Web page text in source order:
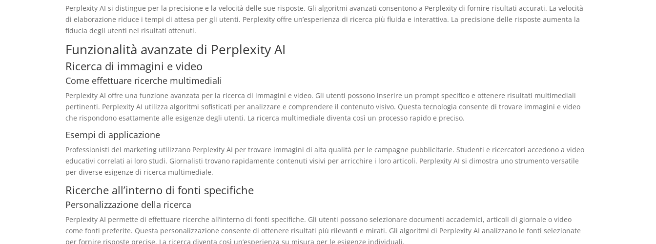
Perplexity AI si distingue per la precisione e la velocità delle sue risposte. Gli algoritmi avanzati consentono a Perplexity di fornire risultati accurati. La velocità
di elaborazione riduce i tempi di attesa per gli utenti. Perplexity offre un’esperienza di ricerca più fluida e interattiva. La precisione delle risposte aumenta la
fiducia degli utenti nei risultati ottenuti.
Funzionalità avanzate di Perplexity AI
Ricerca di immagini e video
Come effettuare ricerche multimediali
Perplexity AI offre una funzione avanzata per la ricerca di immagini e video. Gli utenti possono inserire un prompt specifico e ottenere risultati multimediali
pertinenti. Perplexity AI utilizza algoritmi sofisticati per analizzare e comprendere il contenuto visivo. Questa tecnologia consente di trovare immagini e video
che rispondono esattamente alle esigenze degli utenti. La ricerca multimediale diventa così un processo rapido e preciso.
Esempi di applicazione
Professionisti del marketing utilizzano Perplexity AI per trovare immagini di alta qualità per le campagne pubblicitarie. Studenti e ricercatori accedono a video
educativi correlati ai loro studi. Giornalisti trovano rapidamente contenuti visivi per arricchire i loro articoli. Perplexity AI si dimostra uno strumento versatile
per diverse esigenze di ricerca multimediale.
Ricerche all’interno di fonti specifiche
Personalizzazione della ricerca
Perplexity AI permette di effettuare ricerche all’interno di fonti specifiche. Gli utenti possono selezionare documenti accademici, articoli di giornale o video
come fonti preferite. Questa personalizzazione consente di ottenere risultati più rilevanti e mirati. Gli algoritmi di Perplexity AI analizzano le fonti selezionate
per fornire risposte precise. La ricerca diventa così un’esperienza su misura per le esigenze individuali.